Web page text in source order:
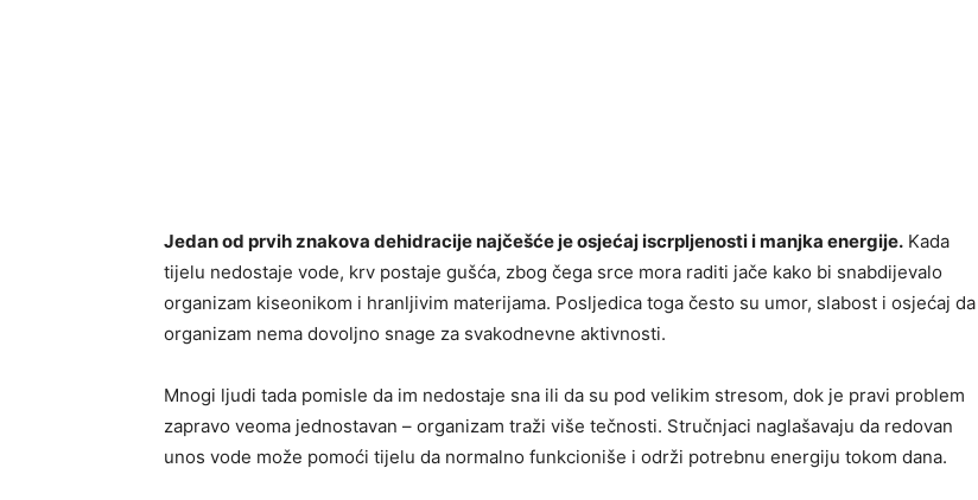
Jedan od prvih znakova dehidracije najčešće je osjećaj iscrpljenosti i manjka energije. Kada
tijelu nedostaje vode, krv postaje gušća, zbog čega srce mora raditi jače kako bi snabdijevalo
organizam kiseonikom i hranljivim materijama. Posljedica toga često su umor, slabost i osjećaj da
organizam nema dovoljno snage za svakodnevne aktivnosti.
Mnogi ljudi tada pomisle da im nedostaje sna ili da su pod velikim stresom, dok je pravi problem
zapravo veoma jednostavan – organizam traži više tečnosti. Stručnjaci naglašavaju da redovan
unos vode može pomoći tijelu da normalno funkcioniše i održi potrebnu energiju tokom dana.